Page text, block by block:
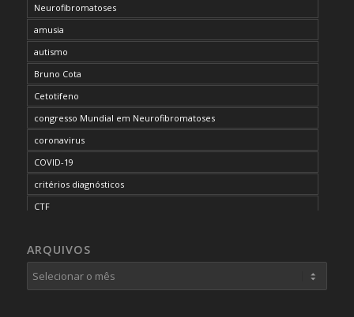
Neurofibromatoses
amusia
autismo
Bruno Cota
Cetotifeno
congresso Mundial em Neurofibromatoses
coronavirus
COVID-19
critérios diagnósticos
CTF
desordem do processamento auditivo
diagnóstico
dificuldades cognitivas
ARQUIVOS